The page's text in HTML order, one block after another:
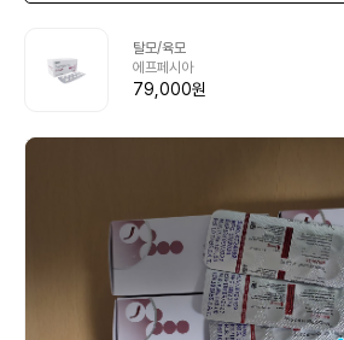
탈모/육모
에프페시아
79,000원